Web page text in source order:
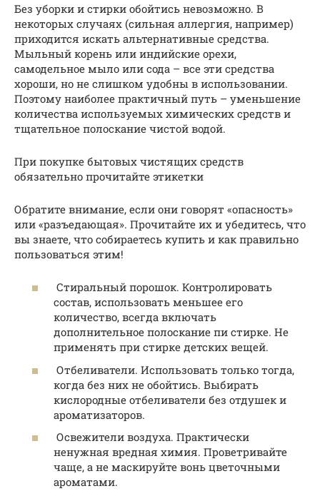
Без уборки и стирки обойтись невозможно. В
некоторых случаях (сильная аллергия, например)
приходится искать альтернативные средства.
Мыльный корень или индийские орехи,
самодельное мыло или сода – все эти средства
хороши, но не слишком удобны в использовании.
Поэтому наиболее практичный путь – уменьшение
количества используемых химических средств и
тщательное полоскание чистой водой.
При покупке бытовых чистящих средств
обязательно прочитайте этикетки
Обратите внимание, если они говорят «опасность»
или «разъедающая». Прочитайте их и убедитесь, что
вы знаете, что собираетесь купить и как правильно
пользоваться этим!
Стиральный порошок. Контролировать
состав, использовать меньшее его
количество, всегда включать
дополнительное полоскание пи стирке. Не
применять при стирке детских вещей.
Отбеливатели. Использовать только тогда,
когда без них не обойтись. Выбирать
кислородные отбеливатели без отдушек и
ароматизаторов.
Освежители воздуха. Практически
ненужная вредная химия. Проветривайте
чаще, а не маскируйте вонь цветочными
ароматами.